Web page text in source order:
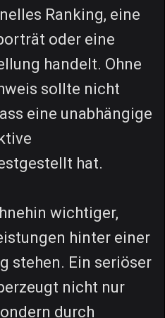
Ranking, eine
oder eine
handelt. Ohne
sollte nicht
eine unabhängige
hat.
wichtiger,
hinter einer
stehen. Ein seriöser
nicht nur
durch